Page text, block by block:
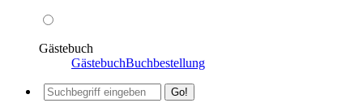
Gästebuch
GästebuchBuchbestellung